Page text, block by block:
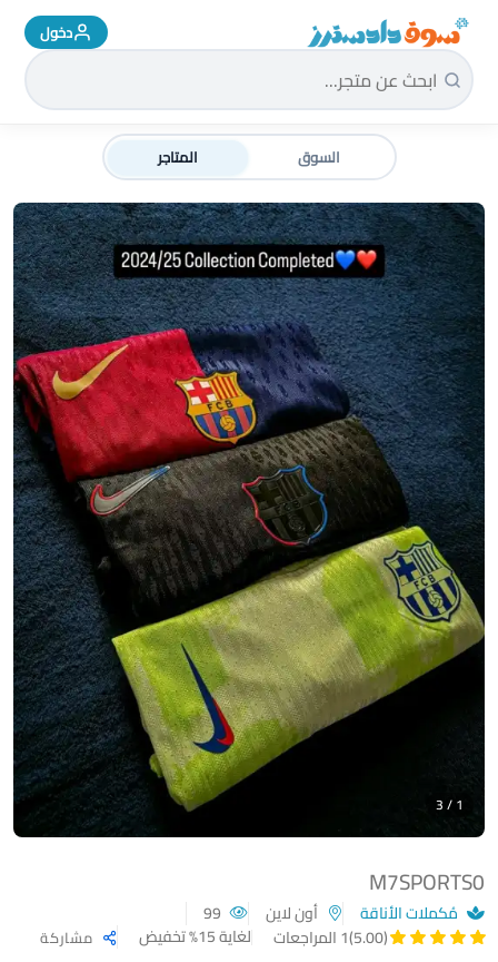
سوق دادسترز الرئيسية دخول
السوق المتاجر
M7SPORTS0
مُكملات الأناقة أون لاين
(5.00)
1 المراجعات لغاية 15% تخفيض مشاركة
1 / 3